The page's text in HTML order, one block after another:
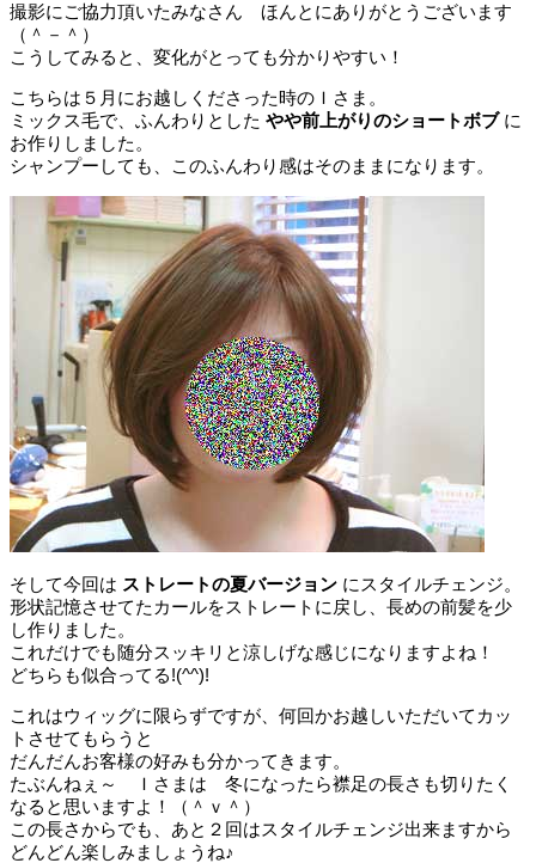
撮影にご協力頂いたみなさん ほんとにありがとうございます
（＾－＾）
こうしてみると、変化がとっても分かりやすい！
こちらは５月にお越しくださった時のＩさま。
ミックス毛で、ふんわりとした やや前上がりのショートボブに
お作りしました。
シャンプーしても、このふんわり感はそのままになります。
そして今回は ストレートの夏バージョン にスタイルチェンジ。
形状記憶させてたカールをストレートに戻し、長めの前髪を少
し作りました。
これだけでも随分スッキリと涼しげな感じになりますよね！
どちらも似合ってる!(^^)!
これはウィッグに限らずですが、何回かお越しいただいてカッ
トさせてもらうと
だんだんお客様の好みも分かってきます。
たぶんねぇ～ Ｉさまは 冬になったら襟足の長さも切りたく
なると思いますよ！（＾ｖ＾）
この長さからでも、あと２回はスタイルチェンジ出来ますから
どんどん楽しみましょうね♪